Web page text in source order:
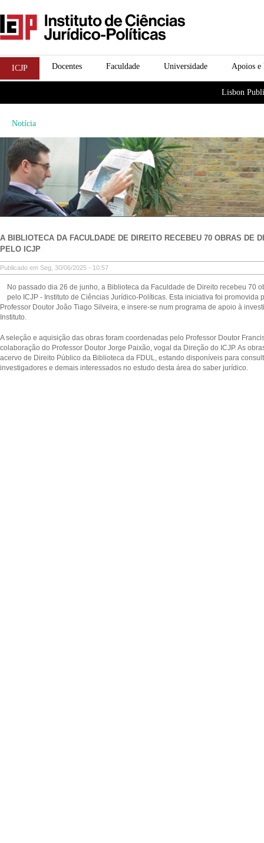
principal
icjp
menu-institucional Apoios e
Universidade
Faculdade
Docentes
ICJP
Lisbon
Notícia
A BIBLIOTECA DA FACULDADE DE DIREITO RECEBEU 70 OBRAS DE
PELO ICJP
Publicado em Seg, 30/06/2025 - 10:57
No passado dia 26 de junho, a Biblioteca da Faculdade de Direito recebeu 70
pelo ICJP - Instituto de Ciências Jurídico-Políticas. Esta iniciativa foi promovida
Professor Doutor João Tiago Silveira, e insere-se num programa de apoio à
Instituto.
A seleção e aquisição das obras foram coordenadas pelo Professor Doutor
colaboração do Professor Doutor Jorge Paixão, vogal da Direção do ICJP. As
acervo de Direito Público da Biblioteca da FDUL, estando disponíveis para
investigadores e demais interessados no estudo desta área do saber jurídico.